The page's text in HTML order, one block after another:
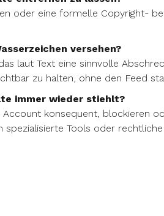
oder eine formelle Copyright-
versehen?
laut Text eine sinnvolle
zu halten, ohne den Feed
immer wieder stiehlt?
konsequent, blockieren
Tools oder